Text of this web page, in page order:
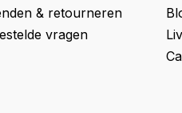
& retourneren
vragen